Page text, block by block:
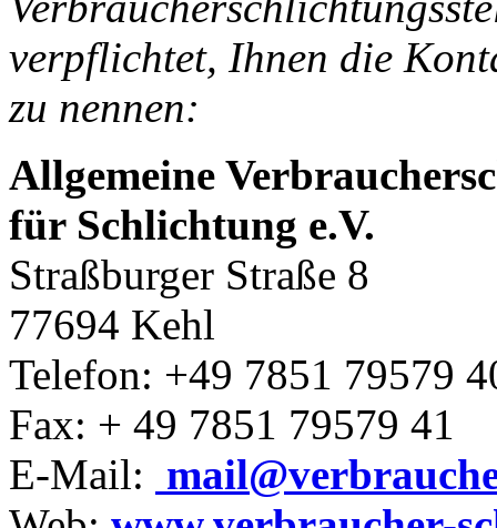
verpflichtet, Ihnen die
zu nennen:
Allgemeine
für Schlichtung e.V.
Straßburger Straße 8
77694 Kehl
Telefon: +49 7851 79579
Fax: + 49 7851 79579 41
E-Mail: